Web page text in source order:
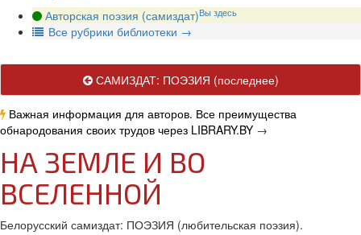
Авторская поэзия (самиздат)Вы здесь
Все рубрики библиотеки →
САМИЗДАТ: ПОЭЗИЯ (последнее)
Важная информация для авторов. Все преимущества
обнародования своих трудов через LIBRARY.BY →
НА ЗЕМЛЕ И ВО
ВСЕЛЕННОЙ
Белорусский самиздат: ПОЭЗИЯ (любительская поэзия).